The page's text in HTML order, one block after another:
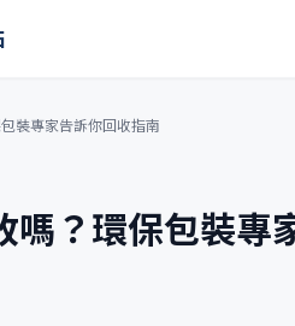
裝專家告訴你回收指南
嗎？環保包裝專